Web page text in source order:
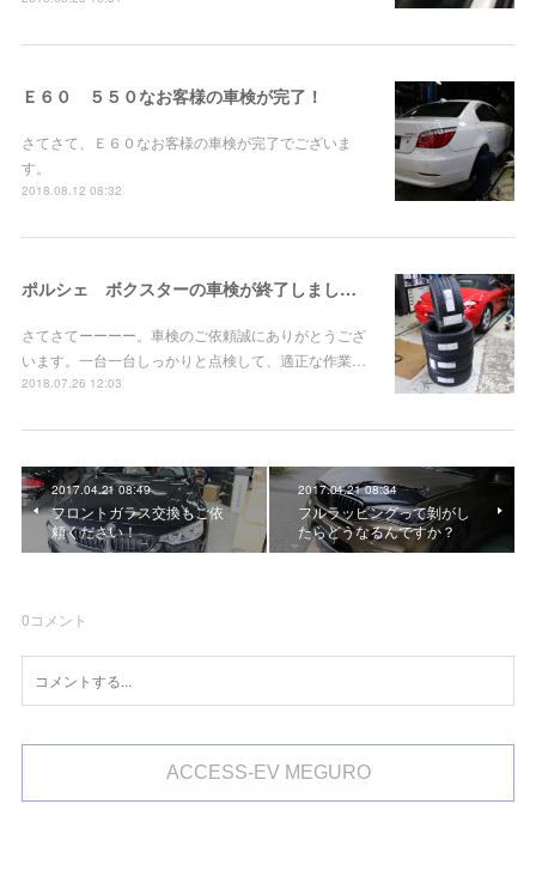
Ｅ６０ ５５０なお客様の車検が完了！
さてさて、Ｅ６０なお客様の車検が完了でございま
す。
2018.08.12 08:32
ポルシェ ボクスターの車検が終了しました！
さてさてーーーー。車検のご依頼誠にありがとうござ
います。一台一台しっかりと点検して、適正な作業…
2018.07.26 12:03
2017.04.21 08:49
フロントガラス交換もご依
頼ください！
2017.04.21 08:34
フルラッピングって剝がし
たらどうなるんですか？
0コメント
ACCESS-EV MEGURO